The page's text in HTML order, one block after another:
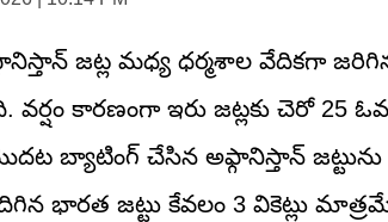
జట్ల మధ్య ధర్మశాల వేదికగా
కారణంగా ఇరు జట్లకు చెరో 25
బ్యాటింగ్ చేసిన అఫ్గానిస్తాన్
భారత జట్టు కేవలం 3 వికెట్లు